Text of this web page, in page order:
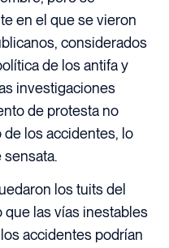
en el que se vieron
considerados
de los antifa y
investigaciones
de protesta no
los accidentes, lo
los tuits del
las vías inestables
accidentes podrían